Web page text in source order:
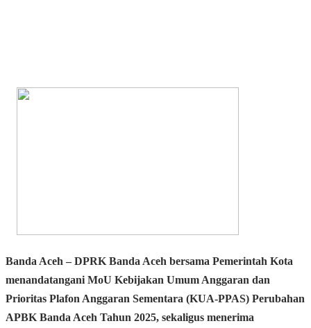
Banda Aceh – DPRK Banda Aceh bersama Pemerintah Kota
menandatangani MoU Kebijakan Umum Anggaran dan
Prioritas Plafon Anggaran Sementara (KUA-PPAS) Perubahan
APBK Banda Aceh Tahun 2025, sekaligus menerima